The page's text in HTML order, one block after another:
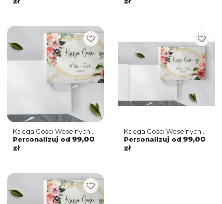
Księga Gości Weselnych
Spring Love Motyw 3
Personalizuj od 99,00
zł
Księga Gości Weselnych
Spring Love Motyw 2
Personalizuj od 99,00
zł